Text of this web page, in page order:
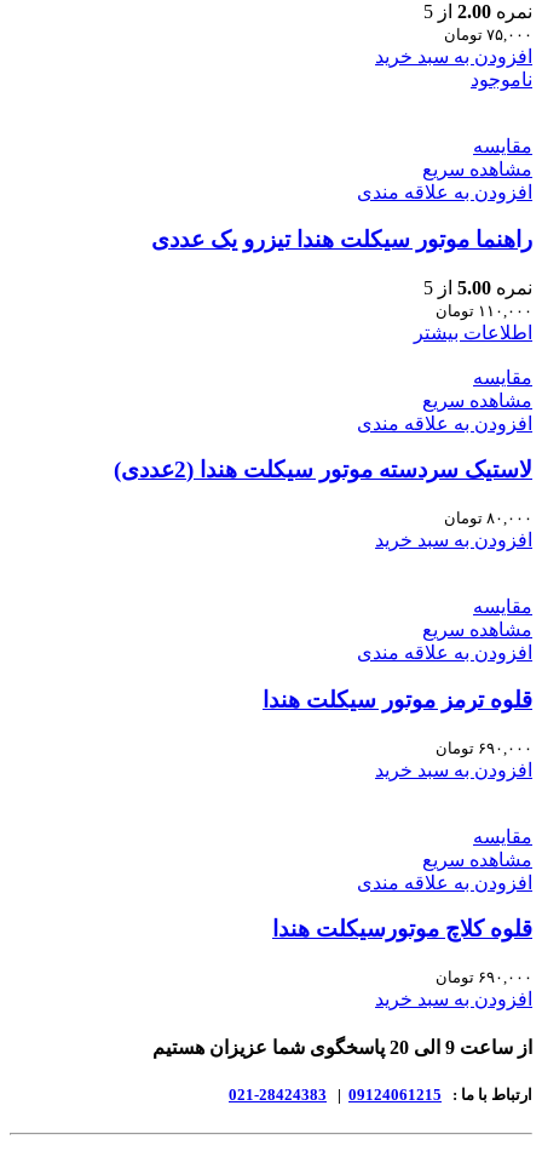
نمره 2.00 از 5
۷۵,۰۰۰ تومان
افزودن به سبد خرید
ناموجود
مقایسه
مشاهده سریع
افزودن به علاقه مندی
راهنما موتور سیکلت هندا تیزرو یک عددی
نمره 5.00 از 5
۱۱۰,۰۰۰ تومان
اطلاعات بیشتر
مقایسه
مشاهده سریع
افزودن به علاقه مندی
لاستیک سردسته موتور سیکلت هندا (2عددی)
۸۰,۰۰۰ تومان
افزودن به سبد خرید
مقایسه
مشاهده سریع
افزودن به علاقه مندی
قلوه ترمز موتور سیکلت هندا
۶۹۰,۰۰۰ تومان
افزودن به سبد خرید
مقایسه
مشاهده سریع
افزودن به علاقه مندی
قلوه کلاچ موتورسیکلت هندا
۶۹۰,۰۰۰ تومان
افزودن به سبد خرید
از ساعت 9 الی 20 پاسخگوی شما عزیزان هستیم
ارتباط با ما : 09124061215
|
28424383-021